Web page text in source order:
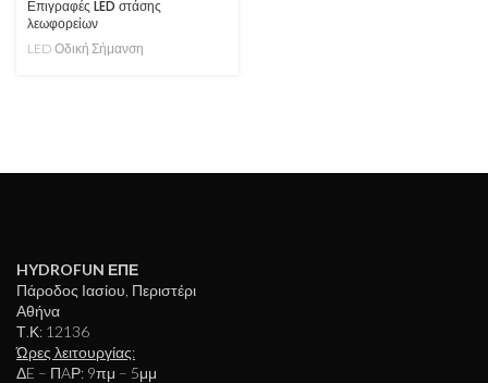
Επιγραφές LED στάσης
λεωφορείων
LED Οδική Σήμανση
HYDROFUN ΕΠΕ
Πάροδος Ιασίου, Περιστέρι
Αθήνα
Τ.Κ: 12136
Ώρες λειτουργίας:
ΔE – ΠAΡ: 9πμ – 5μμ